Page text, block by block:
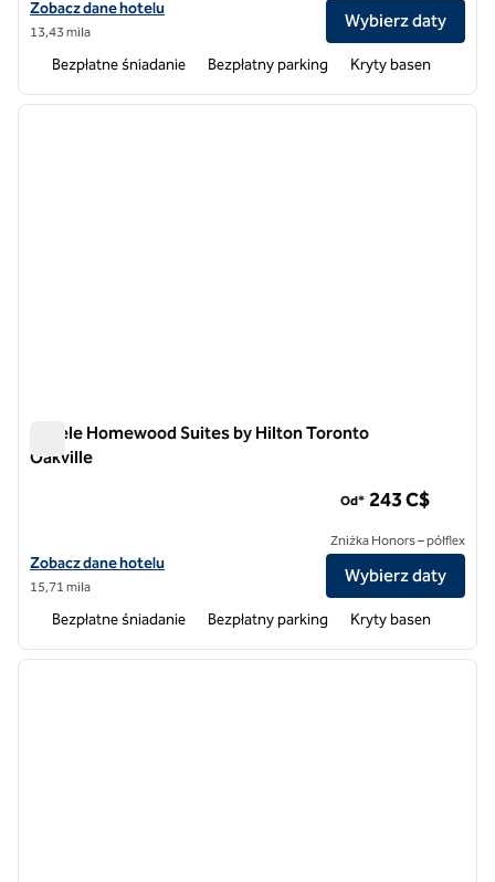
Zobacz szczegóły hotelu Homewood Suites by Hilton Toronto-
Zobacz dane hotelu
13,43 mila
Wybierz daty
Bezpłatne śniadanie Bezpłatny parking Kryty basen
1 z 13
Hotele Homewood Suites by Hilton Toronto
Oakville
Zobacz szczegóły hotelu Homewood Suites by Hilton Toronto
Zobacz dane hotelu
15,71 mila
Od* 243 C$
Zniżka Honors – półflex
Wybierz daty
Bezpłatne śniadanie Bezpłatny parking Kryty basen
1 z 12